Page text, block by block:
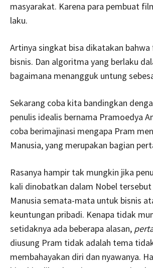
masyarakat. Karena para pembuat
laku.
Artinya singkat bisa dikatakan bahwa
bisnis. Dan algoritma yang berlaku
bagaimana menangguk untung
Sekarang coba kita bandingkan
penulis idealis bernama Pramoedya
coba berimajinasi mengapa Pram
Manusia, yang merupakan bagian
Rasanya hampir tak mungkin jika
kali dinobatkan dalam Nobel
Manusia semata-mata untuk bisnis
keuntungan pribadi. Kenapa tidak
setidaknya ada beberapa alasan,
diusung Pram tidak adalah tema
membahayakan diri dan nyawanya.